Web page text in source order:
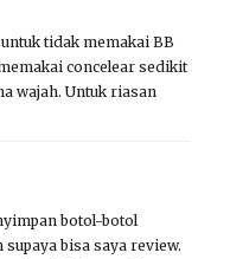
tidak memakai BB
concelear sedikit
wajah. Untuk riasan
botol-botol
bisa saya review.